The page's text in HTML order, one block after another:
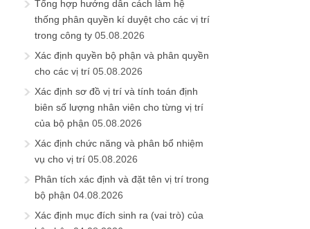
Tổng hợp hướng dẫn cách làm hệ
thống phân quyền kí duyệt cho các vị trí
trong công ty 05.08.2026
Xác định quyền bộ phận và phân quyền
cho các vị trí 05.08.2026
Xác định sơ đồ vị trí và tính toán định
biên số lượng nhân viên cho từng vị trí
của bộ phận 05.08.2026
Xác định chức năng và phân bổ nhiệm
vụ cho vị trí 05.08.2026
Phân tích xác định và đặt tên vị trí trong
bộ phận 04.08.2026
Xác định mục đích sinh ra (vai trò) của